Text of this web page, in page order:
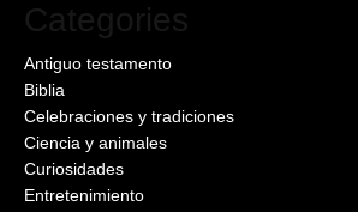
Categories
Antiguo testamento
Biblia
Celebraciones y tradiciones
Ciencia y animales
Curiosidades
Entretenimiento